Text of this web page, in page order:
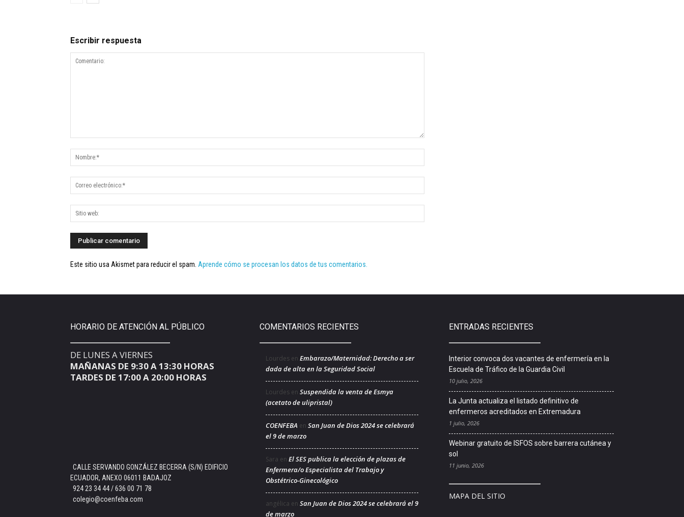
Escribir respuesta
Este sitio usa Akismet para reducir el spam. Aprende cómo se procesan los datos de tus comentarios.
HORARIO DE ATENCIÓN AL PÚBLICO
DE LUNES A VIERNES
MAÑANAS DE 9:30 A 13:30 HORAS
TARDES DE 17:00 A 20:00 HORAS
CALLE SERVANDO GONZÁLEZ BECERRA (S/N) EDIFICIO
ECUADOR, ANEXO 06011 BADAJOZ
924 23 34 44 / 636 00 71 78
colegio@coenfeba.com
COMENTARIOS RECIENTES
Lourdes en Embarazo/Maternidad: Derecho a ser
dada de alta en la Seguridad Social
Lourdes en Suspendida la venta de Esmya
(acetato de ulipristal)
COENFEBA en San Juan de Dios 2024 se celebrará
el 9 de marzo
Sara en El SES publica la elección de plazas de
Enfermera/o Especialista del Trabajo y
Obstétrico-Ginecológico
angélica en San Juan de Dios 2024 se celebrará el 9
de marzo
ENTRADAS RECIENTES
Interior convoca dos vacantes de enfermería en la
Escuela de Tráfico de la Guardia Civil
10 julio, 2026
La Junta actualiza el listado definitivo de
enfermeros acreditados en Extremadura
1 julio, 2026
Webinar gratuito de ISFOS sobre barrera cutánea y
sol
11 junio, 2026
MAPA DEL SITIO